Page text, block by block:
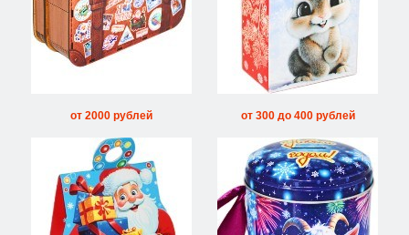
от 2000 рублей от 300 до 400 рублей